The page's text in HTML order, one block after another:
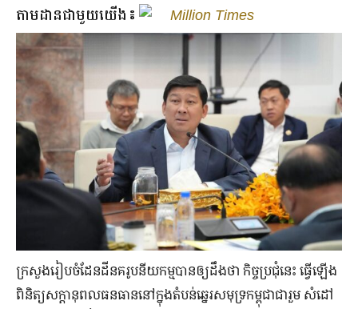
តាមដានជាមួយយើង៖ Million Times
ក្រសួងរៀបចំដែនដីនគរូបនីយកម្មបានឲ្យដឹងថា កិច្ចប្រជុំនេះ ធ្វើឡើង
ពិនិត្យ​សក្តានុពលធនធាននៅក្នុងតំបន់ឆ្នេរសមុទ្រកម្ពុជាជារួម សំដៅ